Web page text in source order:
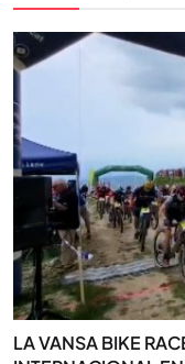
LA VANSA BIKE